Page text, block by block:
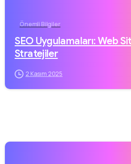
Önemli Bilgiler
SEO Uygulamaları: Web
Stratejiler
2 Kasım 2025